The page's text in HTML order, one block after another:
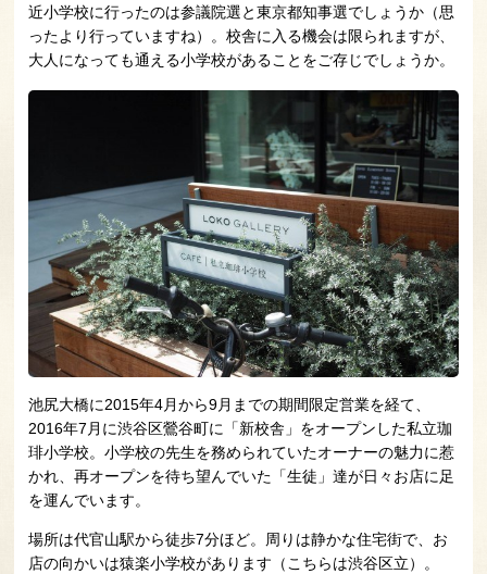
近小学校に行ったのは参議院選と東京都知事選でしょうか（思
ったより行っていますね）。校舎に入る機会は限られますが、
大人になっても通える小学校があることをご存じでしょうか。
池尻大橋に2015年4月から9月までの期間限定営業を経て、
2016年7月に渋谷区鶯谷町に「新校舎」をオープンした私立珈
琲小学校。小学校の先生を務められていたオーナーの魅力に惹
かれ、再オープンを待ち望んでいた「生徒」達が日々お店に足
を運んでいます。
場所は代官山駅から徒歩7分ほど。周りは静かな住宅街で、お
店の向かいは猿楽小学校があります（こちらは渋谷区立）。